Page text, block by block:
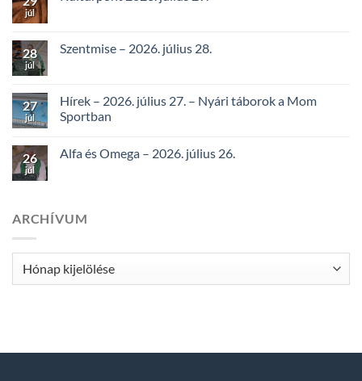
júl
28
júl
Szentmise – 2026. július 28.
27
júl
Hírek – 2026. július 27. – Nyári táborok a Mom
Sportban
26
júl
Alfa és Omega – 2026. július 26.
ARCHÍVUM
Archívum